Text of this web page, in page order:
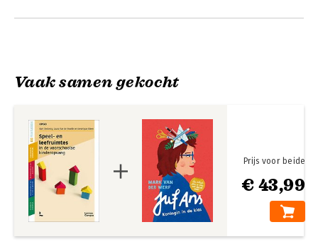
Vaak samen gekocht
€ 43,99
Prijs voor beide